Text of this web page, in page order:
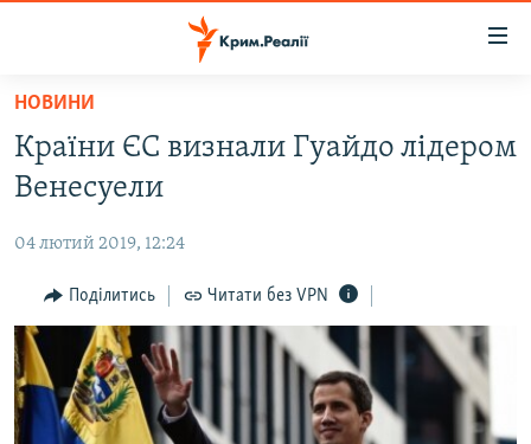
Перейти
основного
матеріалу
до
навігації
Перейти
до
пошуку
ВОДА.КРИМ
ВІДЕО ТА ФОТО
ПОЛІТИКА
БЛОГИ
ПОГЛЯД
ІНТЕРВ'Ю
ВСЕ ЗА ДЕНЬ
НОВИНИ
Країни ЄС визнали Гуайдо лідером
Венесуели
04 лютий 2019, 12:24
Поділитись Читати без VPN